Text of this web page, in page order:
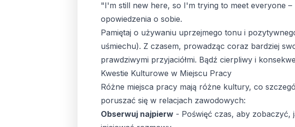
"I'm still new here, so I'm trying to meet everyone
opowiedzenia o sobie.
Pamiętaj o używaniu uprzejmego tonu i
uśmiechu). Z czasem, prowadząc coraz bardziej
prawdziwymi przyjaciółmi. Bądź cierpliwy i
Kwestie Kulturowe w Miejscu Pracy
Różne miejsca pracy mają różne kultury, co
poruszać się w relacjach zawodowych:
Obserwuj najpierw - Poświęć czas, aby zobaczyć,